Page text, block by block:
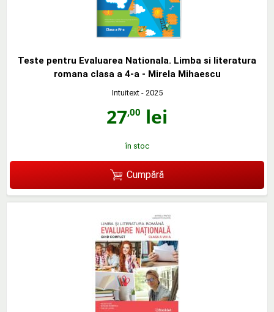
Teste pentru Evaluarea Nationala. Limba si literatura
romana clasa a 4-a - Mirela Mihaescu
Intuitext- 2025
27,00 lei
în stoc
Cumpără